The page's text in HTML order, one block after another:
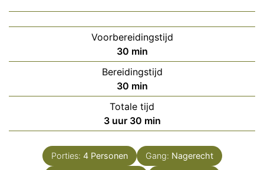
Voorbereidingstijd
30minuten
min
Bereidingstijd
30minuten
min
Totale tijd
3uur
uur 30minuten
min
Porties: 4 Personen Gang: Nagerecht